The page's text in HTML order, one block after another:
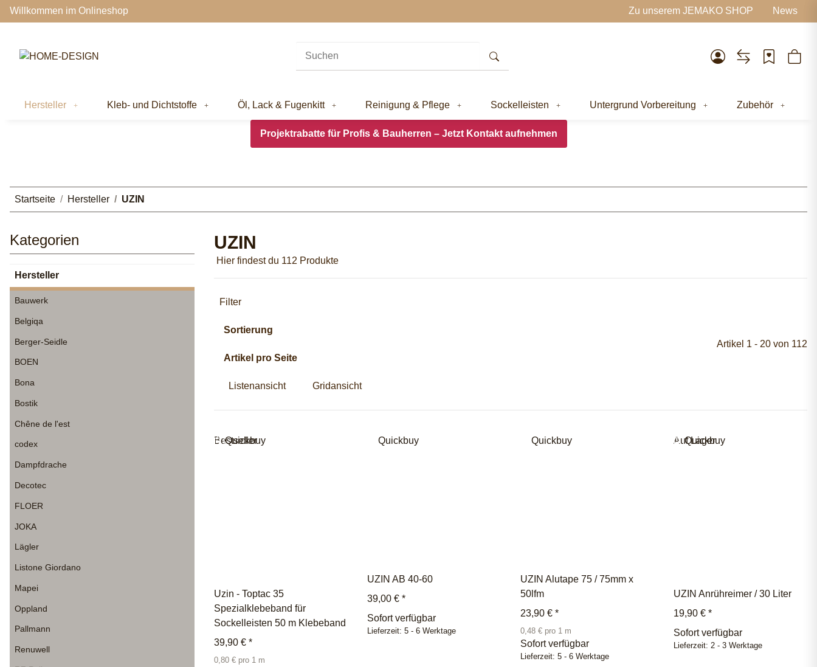
Willkommen im Onlineshop Zu unserem JEMAKO SHOP News
Hersteller Kleb- und Dichtstoffe Öl, Lack & Fugenkitt Reinigung & Pflege Sockelleisten Untergrund Vorbereitung Zubehör
Projektrabatte für Profis & Bauherren – Jetzt Kontakt aufnehmen
Startseite Hersteller UZIN
UZIN
Hier findest du 112 Produkte
Filter
Sortierung
Artikel pro Seite
Listenansicht Gridansicht
Artikel 1 - 20 von 112
Quickbuy
Bestseller
Uzin - Toptac 35
Spezialklebeband für
Sockelleisten 50 m Klebeband
39,90 € *
0,80 € pro 1 m
Quickbuy
UZIN AB 40-60
39,00 € *
Sofort verfügbar
Lieferzeit: 5 - 6 Werktage
Quickbuy
UZIN Alutape 75 / 75mm x
50lfm
23,90 € *
0,48 € pro 1 m
Sofort verfügbar
Lieferzeit: 5 - 6 Werktage
Quickbuy
Auf Lager
UZIN Anrühreimer / 30 Liter
19,90 € *
Sofort verfügbar
Lieferzeit: 2 - 3 Werktage
Kategorien
Hersteller
Bauwerk
Belgiqa
Berger-Seidle
BOEN
Bona
Bostik
Chêne de l'est
codex
Dampfdrache
Decotec
FLOER
JOKA
Lägler
Listone Giordano
Mapei
Oppland
Pallmann
Renuwell